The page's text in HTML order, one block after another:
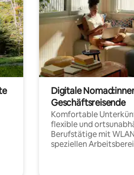
Digitale
Geschäftsreisende
Komfortable
flexible und
Berufstätige mit
speziellen